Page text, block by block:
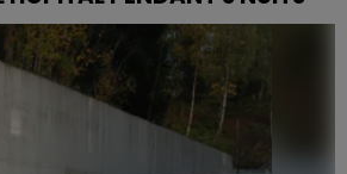
de Briey suspend
au service des urgences à
trois nuits.